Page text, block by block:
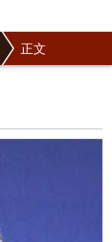
正文